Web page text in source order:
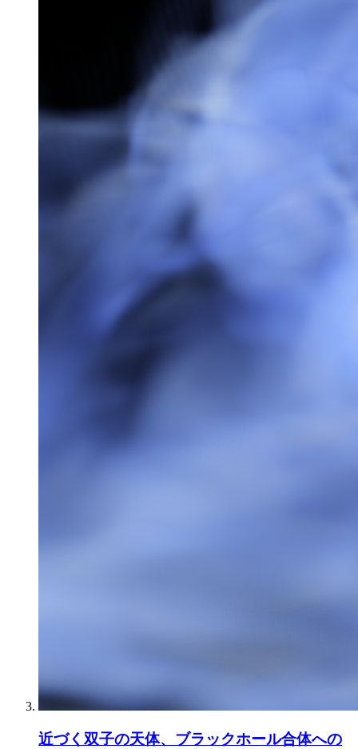
近づく双子の天体、ブラックホール合体への